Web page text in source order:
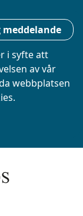
meddelande
i syfte att
av vår
webbplatsen